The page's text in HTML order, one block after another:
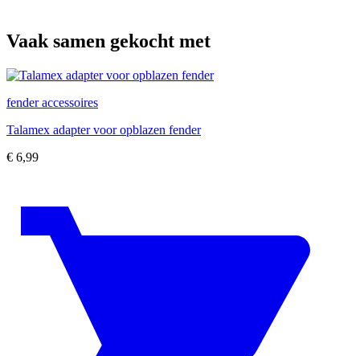
Vaak samen gekocht met
fender accessoires
Talamex adapter voor opblazen fender
€ 6,99